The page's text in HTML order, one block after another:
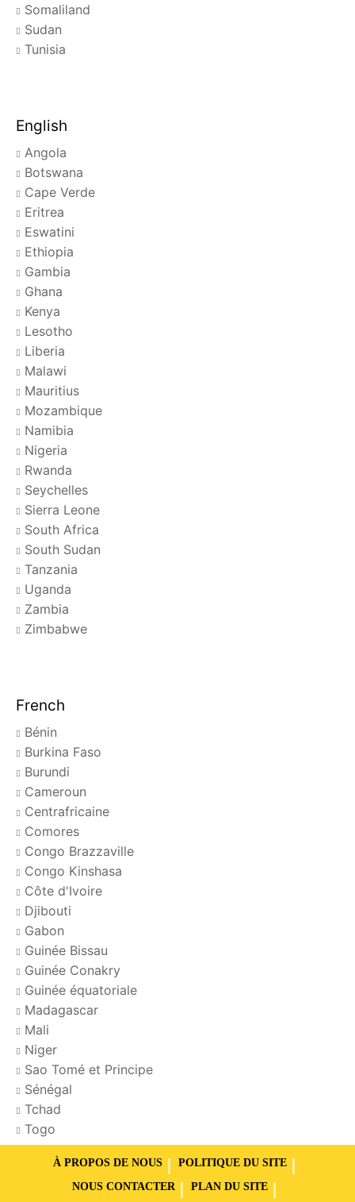
Somaliland
Sudan
Tunisia
English
Angola
Botswana
Cape Verde
Eritrea
Eswatini
Ethiopia
Gambia
Ghana
Kenya
Lesotho
Liberia
Malawi
Mauritius
Mozambique
Namibia
Nigeria
Rwanda
Seychelles
Sierra Leone
South Africa
South Sudan
Tanzania
Uganda
Zambia
Zimbabwe
French
Bénin
Burkina Faso
Burundi
Cameroun
Centrafricaine
Comores
Congo Brazzaville
Congo Kinshasa
Côte d'Ivoire
Djibouti
Gabon
Guinée Bissau
Guinée Conakry
Guinée équatoriale
Madagascar
Mali
Niger
Sao Tomé et Principe
Sénégal
Tchad
Togo
À PROPOS DE NOUS
POLITIQUE DU SITE
NOUS CONTACTER
PLAN DU SITE